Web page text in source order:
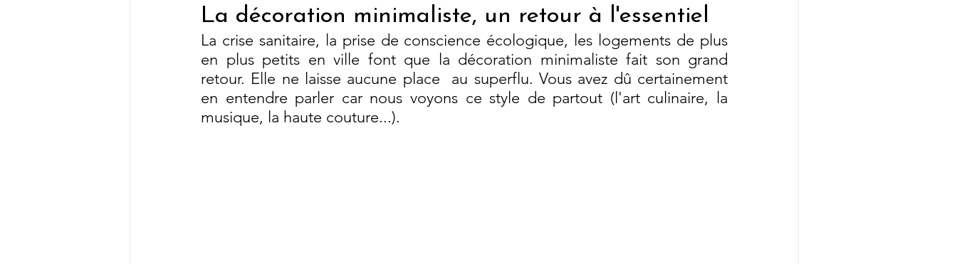
La décoration minimaliste, un retour à l'essentiel
La crise sanitaire, la prise de conscience écologique, les logements de plus
en plus petits en ville font que la décoration minimaliste fait son grand
retour. Elle ne laisse aucune place  au superflu. Vous avez dû certainement
en entendre parler car nous voyons ce style de partout (l'art culinaire, la
musique, la haute couture...).